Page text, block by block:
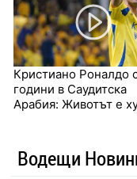
Кристиано Роналдо
години в Саудитска
Арабия: Животът е
Водещи